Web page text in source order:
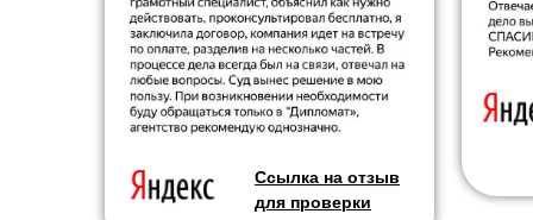
Ссылка на отзыв
для проверки